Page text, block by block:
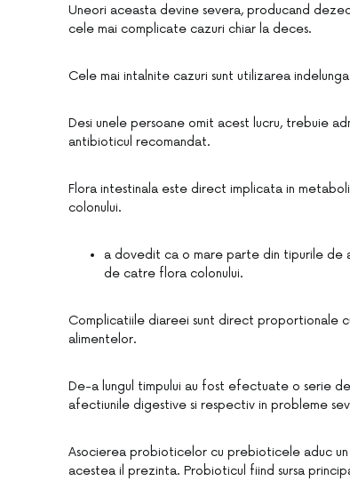
Uneori aceasta devine severa, producand
cele mai complicate cazuri chiar la deces.
Cele mai intalnite cazuri sunt utilizarea
Desi unele persoane omit acest lucru, trebuie
antibioticul recomandat.
Flora intestinala este direct implicata in
colonului.
a dovedit ca o mare parte din tipurile de
de catre flora colonului.
Complicatiile diareei sunt direct proportionale
alimentelor.
De-a lungul timpului au fost efectuate o serie
afectiunile digestive si respectiv in probleme
Asocierea probioticelor cu prebioticele aduc
acestea il prezinta. Probioticul fiind sursa